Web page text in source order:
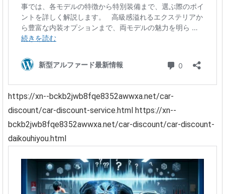
https://xn--bckb2jwb8fqe8352awwxa.net/car-
discount/car-discount-service.html https://xn--
bckb2jwb8fqe8352awwxa.net/car-discount/car-discount-
daikouhiyou.html